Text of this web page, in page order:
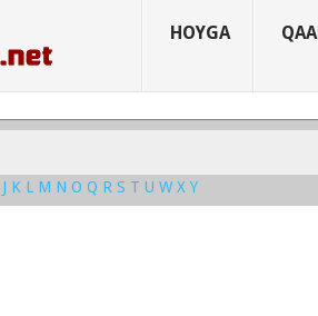
HOYGA
J K L M N O Q R S T U W X Y